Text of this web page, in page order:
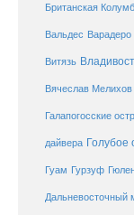
Британская
Вальдес Варадеро
Витязь
Вячеслав Мелихов
Галапогосские
дайвера Голубое
Гуам Гурзуф
Дальневосточный